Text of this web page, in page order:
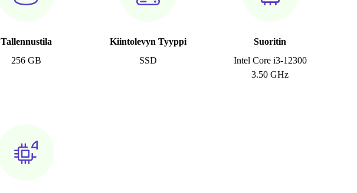
Tallennustila
256 GB
Kiintolevyn Tyyppi
SSD
Suoritin
Intel Core i3-12300
3.50 GHz